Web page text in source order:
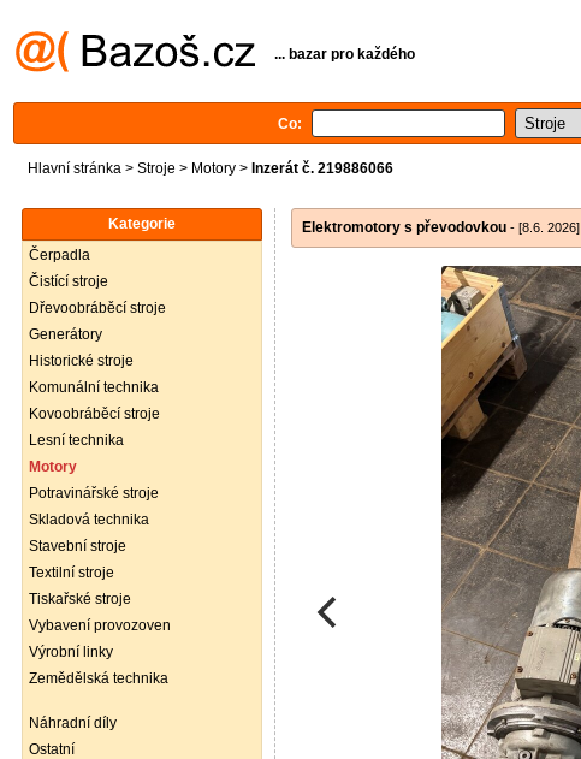
... bazar pro každého
Co:
Hlavní stránka > Stroje > Motory > Inzerát č. 219886066
Kategorie
Čerpadla
Čistící stroje
Dřevoobráběcí stroje
Generátory
Historické stroje
Komunální technika
Kovoobráběcí stroje
Lesní technika
Motory
Potravinářské stroje
Skladová technika
Stavební stroje
Textilní stroje
Tiskařské stroje
Vybavení provozoven
Výrobní linky
Zemědělská technika
Náhradní díly
Ostatní
Elektromotory s převodovkou - [8.6. 2026]